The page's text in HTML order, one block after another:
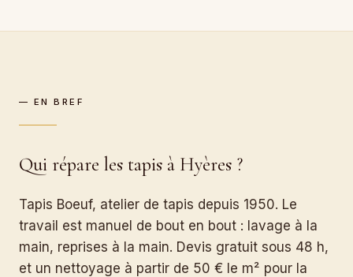
— EN BREF
Qui répare les tapis à Hyères ?
Tapis Boeuf, atelier de tapis depuis 1950. Le
travail est manuel de bout en bout : lavage à la
main, reprises à la main. Devis gratuit sous 48 h,
et un nettoyage à partir de 50 € le m² pour la